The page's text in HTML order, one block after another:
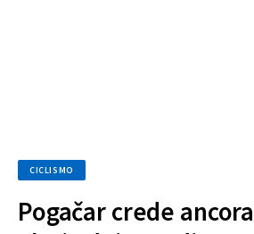
CICLISMO
Pogačar crede